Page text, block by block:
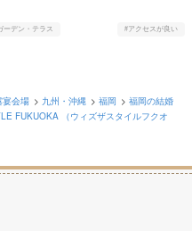
ーデン・テラス
#アクセスが良い
宴会場 九州・沖縄 福岡
福岡の結婚
FUKUOKA （ウィズザスタイルフクオ